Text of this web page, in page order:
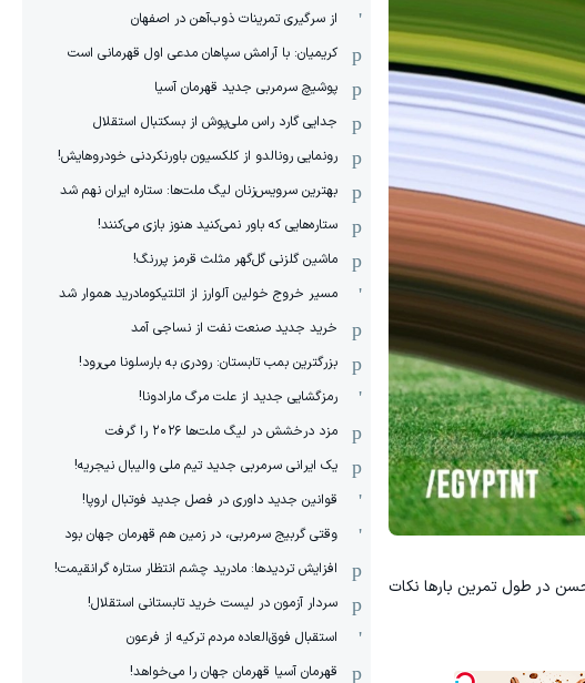
در طول تمرین بارها نکات
از سرگیری تمرینات ذوب‌آهن در اصفهان
کریمیان: با آرامش سپاهان مدعی اول قهرمانی است
پوشیچ سرمربی جدید قهرمان آسیا
جدایی گارد راس ملی‌پوش از بسکتبال استقلال
رونمایی رونالدو از کلکسیون باورنکردنی خودروهایش!
بهترین سرویس‌زنان لیگ ملت‌ها: ستاره ایران نهم شد
ستاره‌هایی که باور نمی‌کنید هنوز بازی می‌کنند!
ماشین گلزنی گل‌گهر مثلث قرمز پررنگ!
مسیر خروج خولین آلوارز از اتلتیکومادرید هموار شد
خرید جدید صنعت نفت از نساجی آمد
بزرگترین بمب تابستان: رودری به بارسلونا می‌رود!
رمزگشایی جدید از علت مرگ مارادونا!
مزد درخشش در لیگ ملت‌ها ٢٠٢۶ را گرفت
یک ایرانی سرمربی جدید تیم ملی والیبال نیجریه!
قوانین جدید داوری در فصل جدید فوتبال اروپا!
وقتی گربیج سرمربی، در زمین هم قهرمان جهان بود
افزایش تردیدها: مادرید چشم انتظار ستاره گرانقیمت!
سردار آزمون در لیست خرید تابستانی استقلال!
استقبال فوق‌‌العاده مردم ترکیه از فرعون
قهرمان آسیا قهرمان جهان را می‌خواهد!